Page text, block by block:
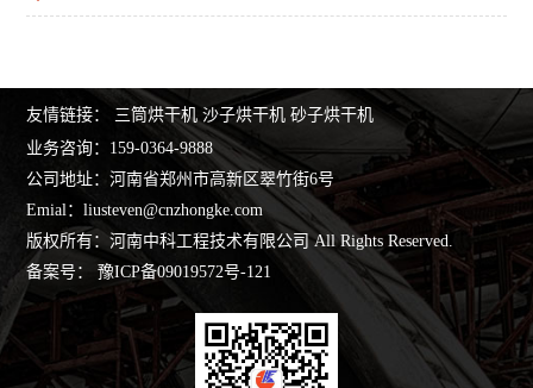
友情链接： 三筒烘干机 沙子烘干机 砂子烘干机
业务咨询： 159-0364-9888
公司地址：河南省郑州市高新区翠竹街6号
Emial：liusteven@cnzhongke.com
版权所有：河南中科工程技术有限公司 All Rights Reserved.
备案号：
豫ICP备09019572号-121